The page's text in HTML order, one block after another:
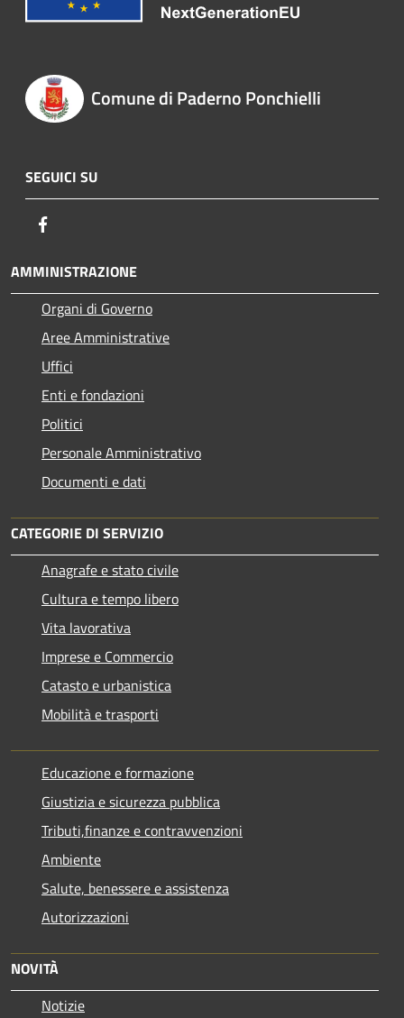
Comune di Paderno Ponchielli
SEGUICI SU
AMMINISTRAZIONE
Organi di Governo
Aree Amministrative
Uffici
Enti e fondazioni
Politici
Personale Amministrativo
Documenti e dati
CATEGORIE DI SERVIZIO
Anagrafe e stato civile
Cultura e tempo libero
Vita lavorativa
Imprese e Commercio
Catasto e urbanistica
Mobilità e trasporti
Educazione e formazione
Giustizia e sicurezza pubblica
Tributi,finanze e contravvenzioni
Ambiente
Salute, benessere e assistenza
Autorizzazioni
NOVITÀ
Notizie